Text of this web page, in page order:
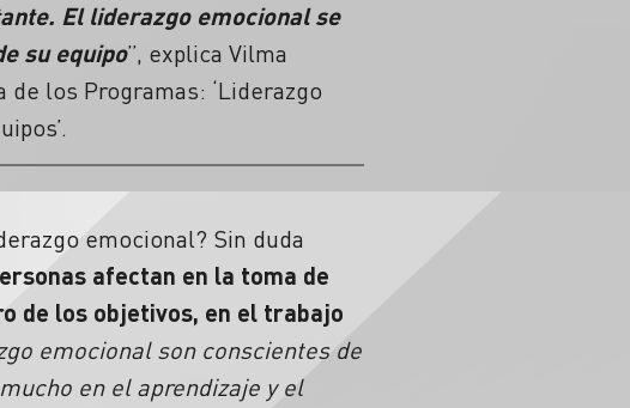
El liderazgo emocional se
su equipo”, explica Vilma
los Programas: ‘Liderazgo
emocional? Sin duda
afectan en la toma de
de los objetivos, en el trabajo
emocional son conscientes de
en el aprendizaje y el